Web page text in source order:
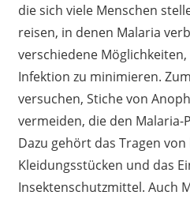
die sich viele Menschen
reisen, in denen Malaria
verschiedene
Infektion zu minimieren.
versuchen, Stiche von
vermeiden, die den
Dazu gehört das Tragen von
Kleidungsstücken und das
Insektenschutzmittel. Auch